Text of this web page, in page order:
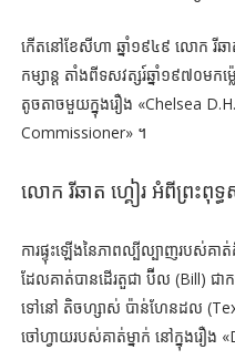
កើតនៅខែសីហា ឆ្នាំ១៩៤៩ លោក រីឆា
កម្សាន្ត តាំងពីទសវត្សរ៍ឆ្នាំ១៩៧០មក
តូចតាចមួយក្នុងរឿង «Chelsea
Commissioner» ។
លោក រីឆាត ហ្គៀរ អំពីព្រះពុទ្
ការផ្ទុះឡើងនៃភាពល្បីល្បាញរបស់គ
ដែលគាត់បានដើរតួជា ប៊ីល (Bill) ជាក
ទៅនៅ តិចហ្សាស់ ប៉ាន់ហែនដល
ចៅហ្វាយរបស់គាត់ម្នាក់ នៅក្នុងរឿង